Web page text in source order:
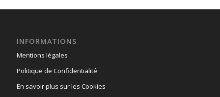
INFORMATIONS
Mentions légales
Politique de Confidentialité
En savoir plus sur les Cookies